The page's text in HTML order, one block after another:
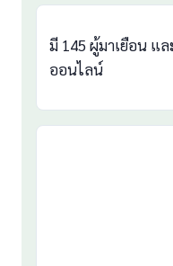
มี 145 ผู้มาเยือน แ
ออนไลน์